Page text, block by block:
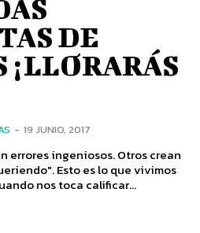
DE
¡LLORARÁS
- 19 JUNIO, 2017
errores ingeniosos. Otros crean
Esto es lo que vivimos
nos toca calificar...